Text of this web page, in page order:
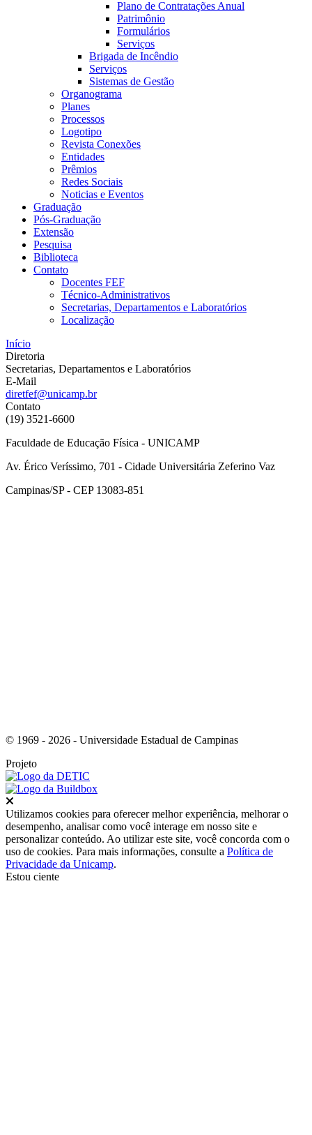
Plano de Contratações Anual
Patrimônio
Formulários
Serviços
Brigada de Incêndio
Serviços
Sistemas de Gestão
Organograma
Planes
Processos
Logotipo
Revista Conexões
Entidades
Prêmios
Redes Sociais
Noticias e Eventos
Graduação
Pós-Graduação
Extensão
Pesquisa
Biblioteca
Contato
Docentes FEF
Técnico-Administrativos
Secretarias, Departamentos e Laboratórios
Localização
Início
Diretoria
Secretarias, Departamentos e Laboratórios
E-Mail
diretfef@unicamp.br
Contato
(19) 3521-6600
Faculdade de Educação Física - UNICAMP
Av. Érico Veríssimo, 701 - Cidade Universitária Zeferino Vaz
Campinas/SP - CEP 13083-851
© 1969 - 2026 - Universidade Estadual de Campinas
Projeto
Utilizamos cookies para oferecer melhor experiência, melhorar o
desempenho, analisar como você interage em nosso site e
personalizar conteúdo. Ao utilizar este site, você concorda com o
uso de cookies. Para mais informações, consulte a Política de
Privacidade da Unicamp.
Estou ciente